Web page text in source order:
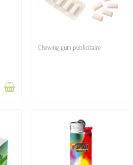
Chewing-gum publicitaire